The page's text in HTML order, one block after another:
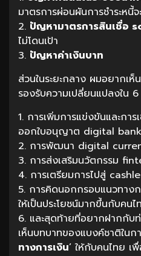
มาตรการผ่อนผันการชำระหนี้
2. ปัญหามาตรการสินเชื่อ
ไม่โดนเป้า
3. ปัญหาค่าเงินบาท
ส่วนในระยะกลาง ผมอยากเ
รองรับความเปลี่ยนแปลงใน
1. การเพิ่มการแข่งขันและกา
ออกใบอนุญาต digital
2. การพัฒนา digital
3. การส่งเสริมนวัตกรรม
4. การเตรียมการไปสู่
5. การคิดนอกกรอบแนวทาง
ให้เป็นประโยชน์มากขึ้นกับคนไ
6. และสุดท้ายที่อยากฝากกับ
เห็นบทบาทของแบงค์ชาติในก
ทางการเงิน’ ให้กับคนไทย เ